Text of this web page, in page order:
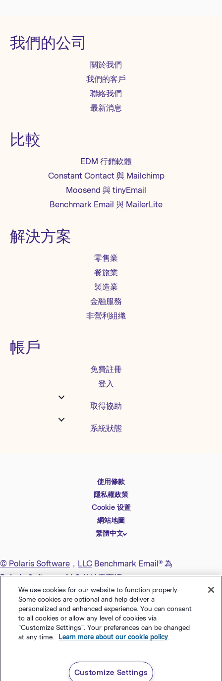
我們的公司
關於我們
我們的客戶
聯絡我們
最新消息
比較
EDM 行銷軟體
Constant Contact 與 Mailchimp
Moosend 與 tinyEmail
Benchmark Email 與 MailerLite
解決方案
零售業
餐旅業
製造業
金融服務
非營利組織
帳戶
免費註冊
登入
取得協助
系統狀態
使用條款
隱私權政策
Cookie 设置
網站地圖
繁體中文
English
Español
Deutsch
简体中文
Português (BR)
Français
© Polaris Software ， LLC Benchmark Email® 為
Polaris Software, LLC的註冊商標
We use cookies for our website to function properly.
Some cookies are optional and help deliver a
personalized and enhanced experience. You can consent
to all cookies or allow any level of cookies via
"Customize Settings". Your preferences can be changed
at any time.
Learn more about our cookie policy.
Customize Settings